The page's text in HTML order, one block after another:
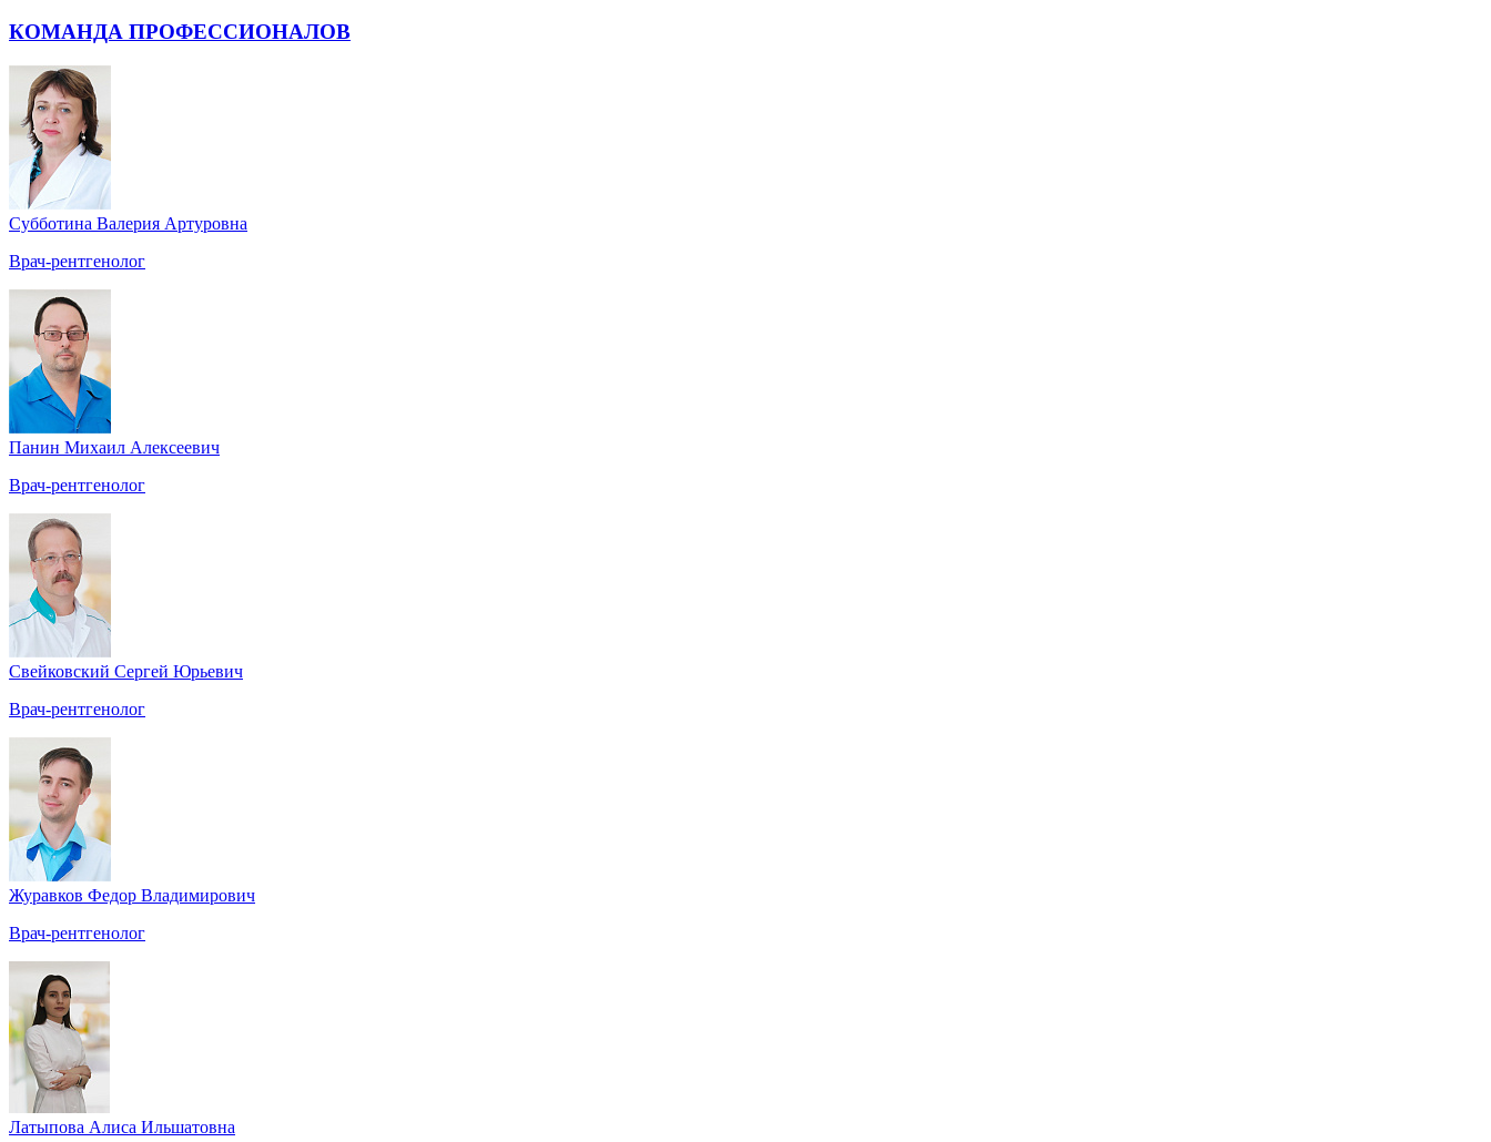
КОМАНДА ПРОФЕССИОНАЛОВ
Субботина Валерия Артуровна
Врач-рентгенолог
Панин Михаил Алексеевич
Врач-рентгенолог
Свейковский Сергей Юрьевич
Врач-рентгенолог
Журавков Федор Владимирович
Врач-рентгенолог
Латыпова Алиса Ильшатовна